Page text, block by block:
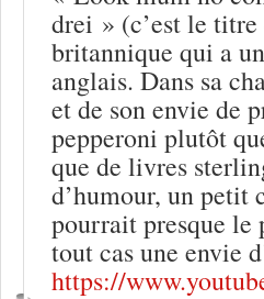
drei » (c’est le
britannique qui a
anglais. Dans sa
et de son envie de
pepperoni plutôt
que de livres
d’humour, un petit
pourrait presque le
tout cas une envie
https://